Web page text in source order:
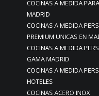
COCINAS A MEDIDA
MADRID
COCINAS A MEDIDA
PREMIUM UNICAS EN
COCINAS A MEDIDA
GAMA MADRID
COCINAS A MEDIDA
HOTELES
COCINAS ACERO INOX